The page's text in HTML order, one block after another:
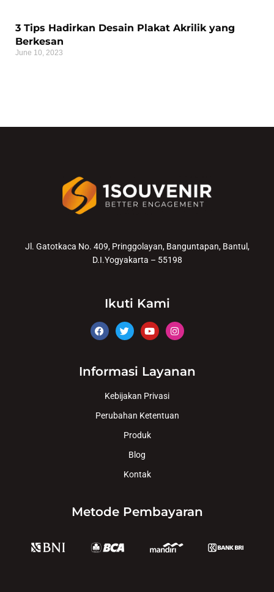
3 Tips Hadirkan Desain Plakat Akrilik yang
Berkesan
June 10, 2023
Jl. Gatotkaca No. 409, Pringgolayan, Banguntapan, Bantul,
D.I.Yogyakarta – 55198
Ikuti Kami
Informasi Layanan
Kebijakan Privasi
Perubahan Ketentuan
Produk
Blog
Kontak
Metode Pembayaran